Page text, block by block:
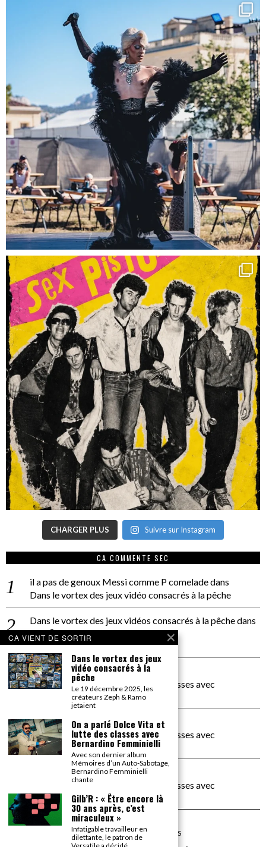
CHARGER PLUS Suivre sur Instagram
CA COMMENTE SEC
il a pas de genoux Messi comme P comeladedans
Dans le vortex des jeux vidéo consacrés à la pêche
Dans le vortex des jeux vidéos consacrés à la pêchedans
PACÔME THIELLEMENT
La séance d’Hip Gnose
La Patrie
dans
On a parlé Dolce Vita et lutte des classes avec
Bernardino Femminielli
carte noire negra à l'o tiededans
On a parlé Dolce Vita et lutte des classes avec
Bernardino Femminielli
moise et son mascarédans
On a parlé Dolce Vita et lutte des classes avec
Bernardino Femminielli
©2026TOUS DROITS RÉSERVÉS
CA VIENT DE SORTIR
Dans le vortex des jeux
vidéo consacrés à la
pêche
Le 19 décembre 2025, les
créateurs Zeph & Ramo
jetaient
On a parlé Dolce Vita et
lutte des classes avec
Bernardino Femminielli
Avec son dernier album
Mémoires d’un Auto-Sabotage,
Bernardino Femminielli
chante
Gilb’R : « Être encore là
30 ans après, c’est
miraculeux »
Infatigable travailleur en
dilettante, le patron de